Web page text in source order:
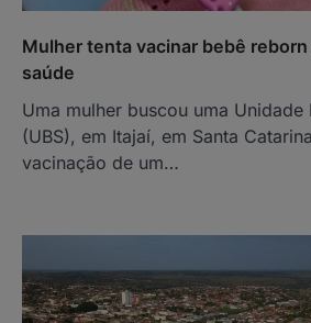
Mulher tenta vacinar bebê
saúde
Uma mulher buscou uma Unidade
(UBS), em Itajaí, em Santa
vacinação de um…